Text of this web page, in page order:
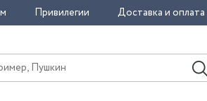
Привилегии Доставка и оплата